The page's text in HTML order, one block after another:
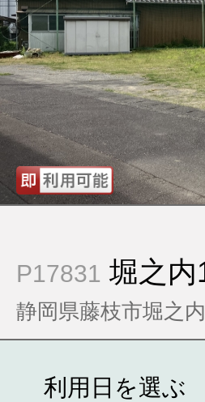
P17831 堀之
静岡県藤枝市堀之
利用日を選ぶ